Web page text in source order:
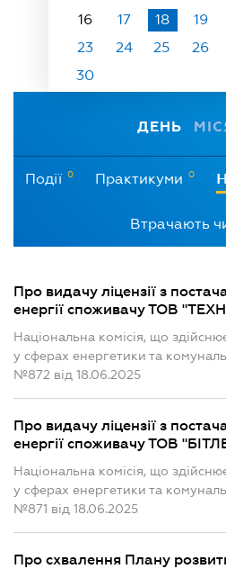
16
17 18 19
23
24 25 26
30
ДЕНЬ
Події 0 Практикуми 0
Втрачають
Про видачу ліцензії з
енергії споживачу ТОВ
Національна комісія, що
у сферах енергетики та
№872 від 18.06.2025
Про видачу ліцензії з
енергії споживачу ТОВ
Національна комісія, що
у сферах енергетики та
№871 від 18.06.2025
Про схвалення Плану